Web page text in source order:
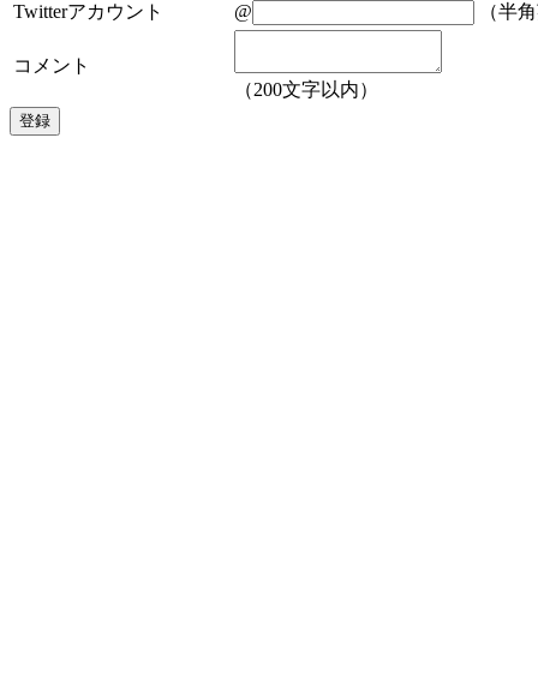
Twitterアカウント @ （半
コメント
（200文字以内）